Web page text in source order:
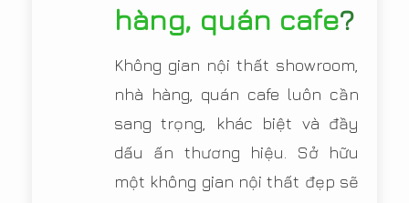
hàng, quán cafe?
Không gian nội thất showroom,
nhà hàng, quán cafe luôn cần
sang trọng, khác biệt và đầy
dấu ấn thương hiệu. Sở hữu
một không gian nội thất đẹp sẽ